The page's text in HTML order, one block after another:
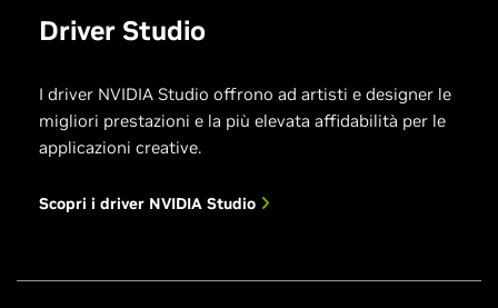
Driver Studio
I driver NVIDIA Studio offrono ad artisti e designer le
migliori prestazioni e la più elevata affidabilità per le
applicazioni creative.
Scopri i driver NVIDIA Studio